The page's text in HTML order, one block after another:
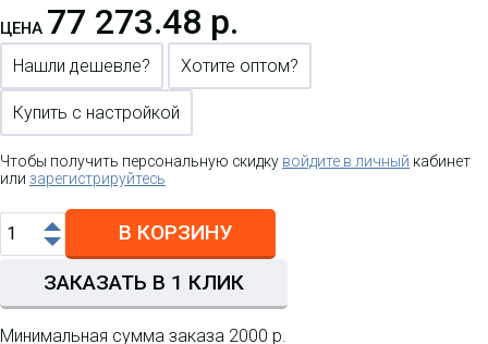
ЦЕНА 77 273.48 р.
Нашли дешевле? Хотите оптом?
Купить с настройкой
Чтобы получить персональную скидку войдите в личный кабинет
или зарегистрируйтесь
В КОРЗИНУ
ЗАКАЗАТЬ В 1 КЛИК
Минимальная сумма заказа 2000 р.